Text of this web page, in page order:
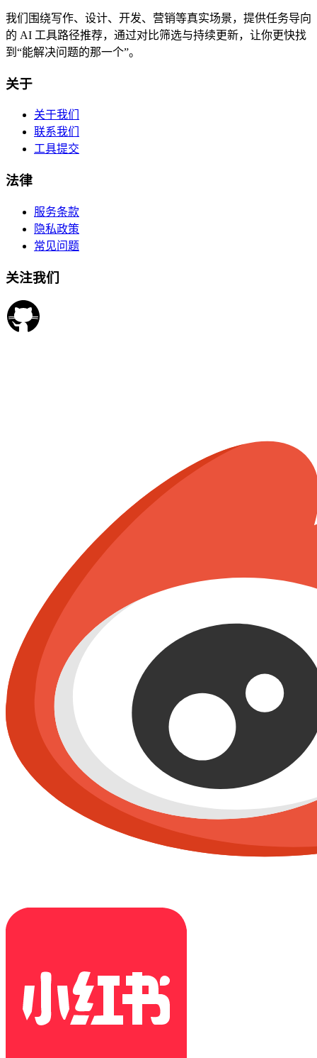
我们围绕写作、设计、开发、营销等真实场景，提供任务导向
的 AI 工具路径推荐，通过对比筛选与持续更新，让你更快找
到“能解决问题的那一个”。
关于
关于我们
联系我们
工具提交
法律
服务条款
隐私政策
常见问题
关注我们